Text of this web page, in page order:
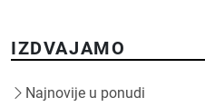
IZDVAJAMO
Najnovije u ponudi